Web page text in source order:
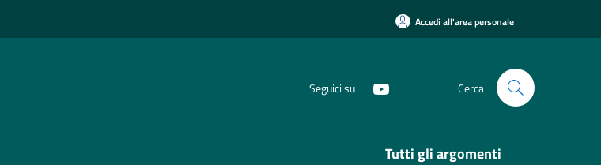
Accedi all'area personale
Seguici su Cerca
Tutti gli argomenti